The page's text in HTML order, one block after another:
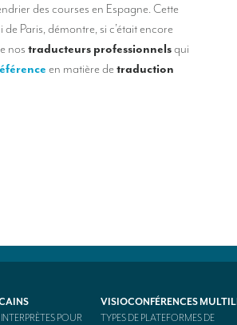
des courses en Espagne. Cette
Paris, démontre, si c’était encore
nostraducteurs professionnelsqui
en matière detraduction
POUR
VISIOCONFÉRENCES
TYPES DE PLATEFORMES DE